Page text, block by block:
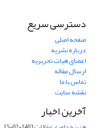
دسترسی سریع
صفحه اصلی
درباره نشریه
اعضای هیات تحریریه
ارسال مقاله
تماس با ما
نقشه سایت
آخرین اخبار